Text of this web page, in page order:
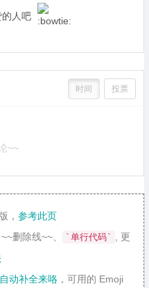
的人吧
时间 投票
~~
， 参考此页
~~删除线~~、 `单行代码`
, 更
动补全来咯 ，可用的 Emoji